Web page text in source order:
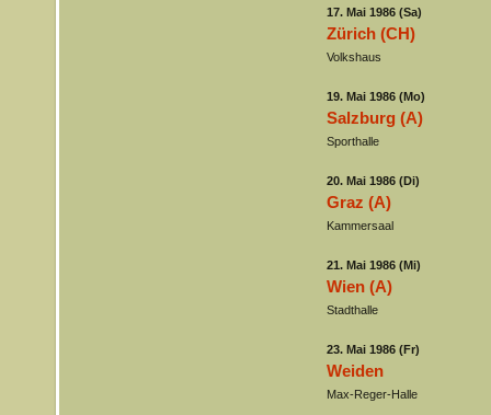
17. Mai 1986 (Sa)
Zürich (CH)
Volkshaus
19. Mai 1986 (Mo)
Salzburg (A)
Sporthalle
20. Mai 1986 (Di)
Graz (A)
Kammersaal
21. Mai 1986 (Mi)
Wien (A)
Stadthalle
23. Mai 1986 (Fr)
Weiden
Max-Reger-Halle